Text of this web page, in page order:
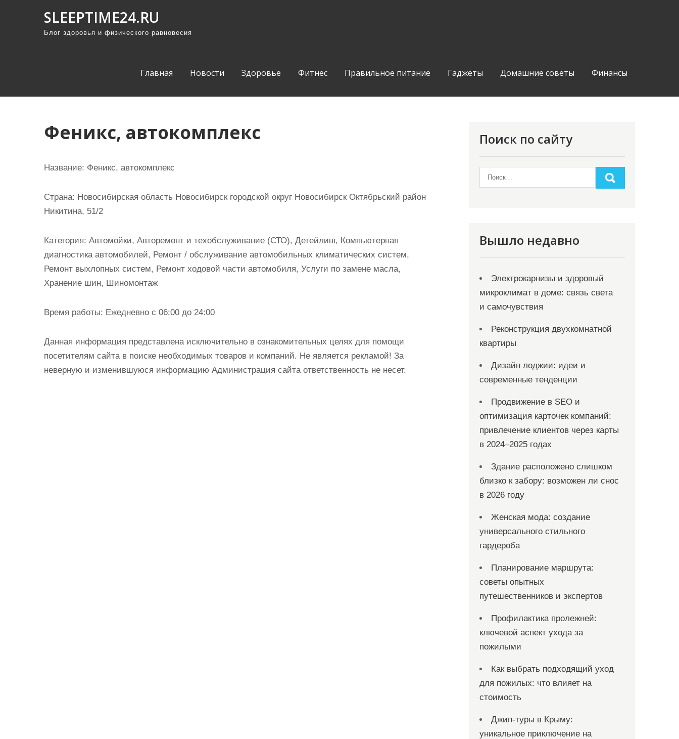
SLEEPTIME24.RU
Блог здоровья и физического равновесия
Главная Новости Здоровье Фитнес Правильное питание Гаджеты Домашние советы Финансы
Феникс, автокомплекс
Название: Феникс, автокомплекс
Страна: Новосибирская область Новосибирск городской округ Новосибирск Октябрьский район
Никитина, 51/2
Категория: Автомойки, Авторемонт и техобслуживание (СТО), Детейлинг, Компьютерная
диагностика автомобилей, Ремонт / обслуживание автомобильных климатических систем,
Ремонт выхлопных систем, Ремонт ходовой части автомобиля, Услуги по замене масла,
Хранение шин, Шиномонтаж
Время работы: Ежедневно с 06:00 до 24:00
Данная информация представлена исключительно в ознакомительных целях для помощи
посетителям сайта в поиске необходимых товаров и компаний. Не является рекламой! За
неверную и изменившуюся информацию Администрация сайта ответственность не несет.
Поиск по сайту
Вышло недавно
Электрокарнизы и здоровый
микроклимат в доме: связь света
и самочувствия
Реконструкция двухкомнатной
квартиры
Дизайн лоджии: идеи и
современные тенденции
Продвижение в SEO и
оптимизация карточек компаний:
привлечение клиентов через карты
в 2024–2025 годах
Здание расположено слишком
близко к забору: возможен ли снос
в 2026 году
Женская мода: создание
универсального стильного
гардероба
Планирование маршрута:
советы опытных
путешественников и экспертов
Профилактика пролежней:
ключевой аспект ухода за
пожилыми
Как выбрать подходящий уход
для пожилых: что влияет на
стоимость
Джип-туры в Крыму:
уникальное приключение на